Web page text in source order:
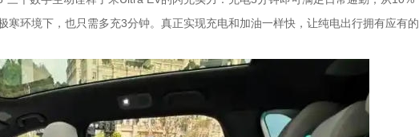
寒环境下，也只需多充3分钟。真正实现充电和加油一样快，让纯电出行拥有应有的